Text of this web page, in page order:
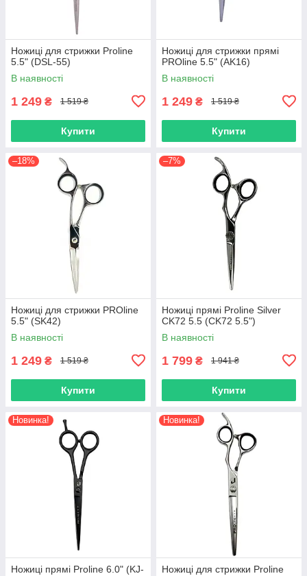
Ножиці для стрижки Proline
5.5" (DSL-55)
В наявності
1 249 ₴ 1 519 ₴
Купити
Ножиці для стрижки прямі
PROline 5.5" (AK16)
В наявності
1 249 ₴ 1 519 ₴
Купити
–18%
Ножиці для стрижки PROline
5.5" (SK42)
В наявності
1 249 ₴ 1 519 ₴
Купити
–7%
Ножиці прямі Proline Silver
CK72 5.5 (CK72 5.5")
В наявності
1 799 ₴ 1 941 ₴
Купити
Новинка!
Ножиці прямі Proline 6.0" (KJ-
Новинка!
Ножиці для стрижки Proline